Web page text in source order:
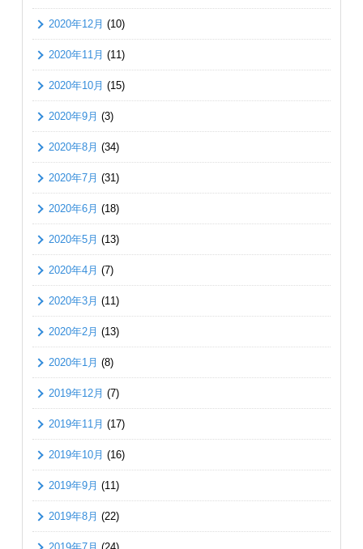
2020年12月 (10)
2020年11月 (11)
2020年10月 (15)
2020年9月 (3)
2020年8月 (34)
2020年7月 (31)
2020年6月 (18)
2020年5月 (13)
2020年4月 (7)
2020年3月 (11)
2020年2月 (13)
2020年1月 (8)
2019年12月 (7)
2019年11月 (17)
2019年10月 (16)
2019年9月 (11)
2019年8月 (22)